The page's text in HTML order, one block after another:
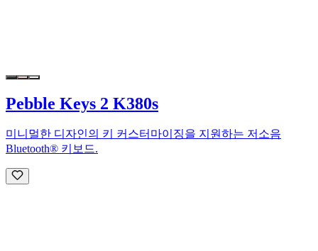
Pebble Keys 2 K380s
미니멀한 디자인의 키 커스터마이징을 지원하는 저소음
Bluetooth® 키보드.